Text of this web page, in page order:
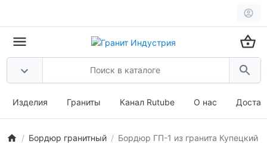
Изделия Граниты Канал Rutube О нас
Бордюр гранитный Бордюр ГП-1 из гранита Купецкий